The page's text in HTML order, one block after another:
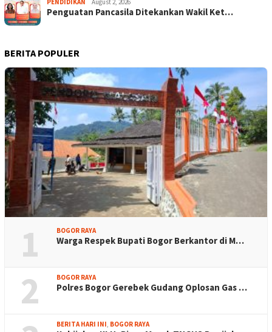
Penguatan Pancasila Ditekankan Wakil Ket…
BERITA POPULER
1 BOGOR RAYA
Warga Respek Bupati Bogor Berkantor di M…
2 BOGOR RAYA
Polres Bogor Gerebek Gudang Oplosan Gas …
BERITA HARI INI BOGOR RAYA